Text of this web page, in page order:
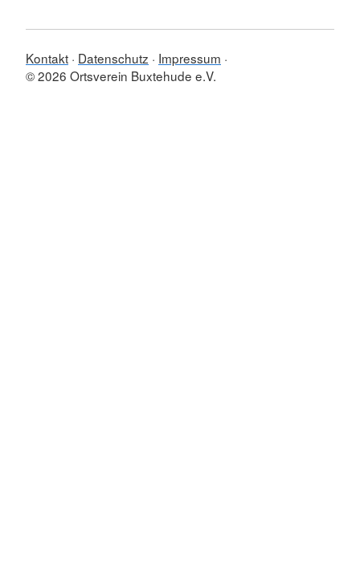
Kontakt Datenschutz
Impressum
© 2026 Ortsverein Buxtehude e.V.